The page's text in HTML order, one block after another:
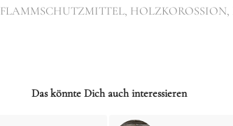
FLAMMSCHUTZMITTEL, HOLZKOROSSION,
Das könnte Dich auch interessieren